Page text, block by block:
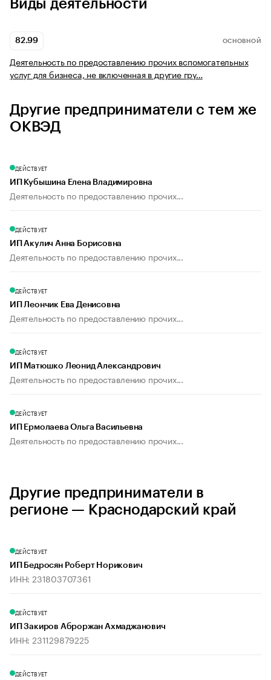
Виды деятельности
82.99 ОСНОВНОЙ
Деятельность по предоставлению прочих вспомогательных
услуг для бизнеса, не включенная в другие гру…
Другие предприниматели с тем же
ОКВЭД
ДЕЙСТВУЕТ
ИП Кубышина Елена Владимировна
Деятельность по предоставлению прочих...
ДЕЙСТВУЕТ
ИП Акулич Анна Борисовна
Деятельность по предоставлению прочих...
ДЕЙСТВУЕТ
ИП Леончик Ева Денисовна
Деятельность по предоставлению прочих...
ДЕЙСТВУЕТ
ИП Матюшко Леонид Александрович
Деятельность по предоставлению прочих...
ДЕЙСТВУЕТ
ИП Ермолаева Ольга Васильевна
Деятельность по предоставлению прочих...
Другие предприниматели в
регионе — Краснодарский край
ДЕЙСТВУЕТ
ИП Бедросян Роберт Норикович
ИНН: 231803707361
ДЕЙСТВУЕТ
ИП Закиров Аброржан Ахмаджанович
ИНН: 231129879225
ДЕЙСТВУЕТ